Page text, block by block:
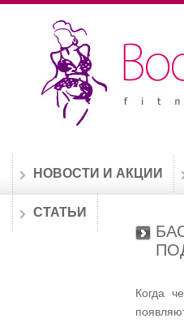
НОВОСТИ И АКЦИИ
СТАТЬИ
Когда